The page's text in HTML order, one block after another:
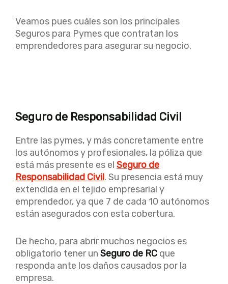
Veamos pues cuáles son los principales
Seguros para Pymes que contratan los
emprendedores para asegurar su negocio.
Seguro de Responsabilidad Civil
Entre las pymes, y más concretamente entre
los autónomos y profesionales, la póliza que
está más presente es el Seguro de
Responsabilidad Civil. Su presencia está muy
extendida en el tejido empresarial y
emprendedor, ya que 7 de cada 10 autónomos
están asegurados con esta cobertura.
De hecho, para abrir muchos negocios es
obligatorio tener un Seguro de RC que
responda ante los daños causados por la
empresa.